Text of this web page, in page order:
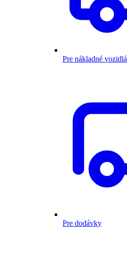
Pre nákladné vozidlá
Pre dodávky